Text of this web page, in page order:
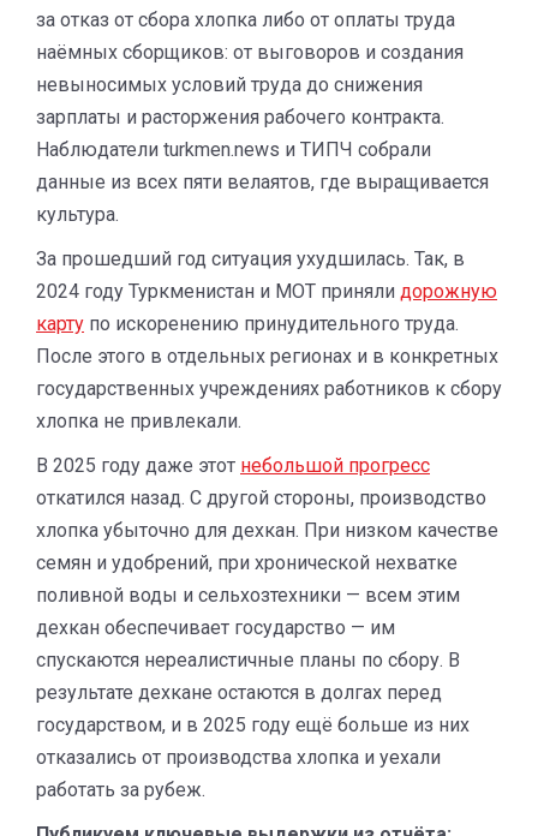
за отказ от сбора хлопка либо от оплаты труда
наёмных сборщиков: от выговоров и создания
невыносимых условий труда до снижения
зарплаты и расторжения рабочего контракта.
Наблюдатели turkmen.news и ТИПЧ собрали
данные из всех пяти велаятов, где выращивается
культура.
За прошедший год ситуация ухудшилась. Так, в
2024 году Туркменистан и МОТ приняли дорожную
карту по искоренению принудительного труда.
После этого в отдельных регионах и в конкретных
государственных учреждениях работников к сбору
хлопка не привлекали.
В 2025 году даже этот небольшой прогресс
откатился назад. С другой стороны, производство
хлопка убыточно для дехкан. При низком качестве
семян и удобрений, при хронической нехватке
поливной воды и сельхозтехники — всем этим
дехкан обеспечивает государство — им
спускаются нереалистичные планы по сбору. В
результате дехкане остаются в долгах перед
государством, и в 2025 году ещё больше из них
отказались от производства хлопка и уехали
работать за рубеж.